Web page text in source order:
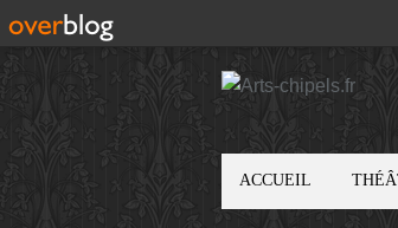
ACCUEIL